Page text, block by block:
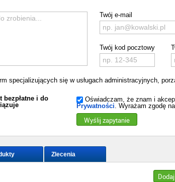
Twój e-mail
Twój kod pocztowy
specjalizujących się w usługach administracyjnych,
bezpłatne i do
Oświadczam, że znam i
Prywatności. Wyrażam zgodę
Wyślij zapytanie
Zlecenia